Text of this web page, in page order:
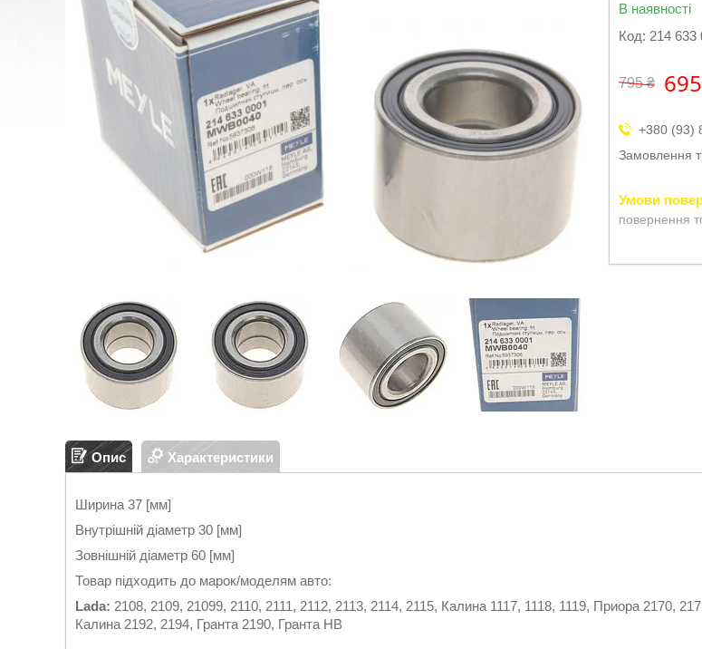
В наявності
Код: 214 633
795 ₴
+380 (93)
Замовлення
повернення
Опис Характеристики
Ширина 37 [мм]
Внутрішній діаметр 30 [мм]
Зовнішній діаметр 60 [мм]
Товар підходить до марок/моделям авто:
Lada: 2108, 2109, 21099, 2110, 2111, 2112, 2113, 2114, 2115, Калина 1117, 1118, 1119, Приора 2170,
Калина 2192, 2194, Гранта 2190, Гранта HB